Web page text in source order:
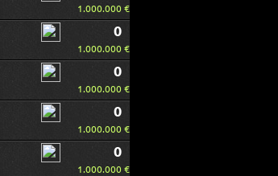
1.000.000 €
0
1.000.000 €
0
1.000.000 €
0
1.000.000 €
0
1.000.000 €